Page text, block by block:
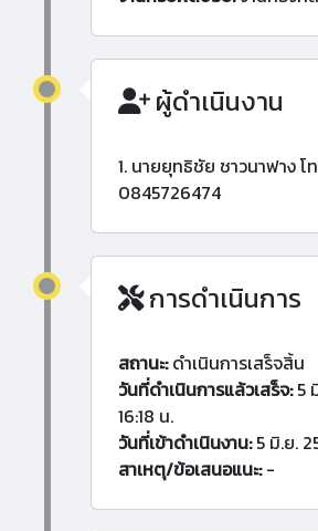
ผู้ดำเนินงาน
1. นายยุทธิชัย ชาวนาฟาง โ
0845726474
การดำเนินการ
สถานะ:ดำเนินการเสร็จสิ้น
วันที่ดำเนินการแล้วเสร็จ:5
16:18 น.
วันที่เข้าดำเนินงาน:5 มิ.ย.
สาเหตุ/ข้อเสนอแนะ:-